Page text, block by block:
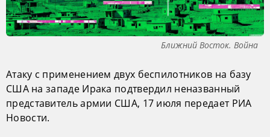
Ближний Восток. Война
Атаку с применением двух беспилотников на базу
США на западе Ирака подтвердил неназванный
представитель армии США, 17 июля передает РИА
Новости.